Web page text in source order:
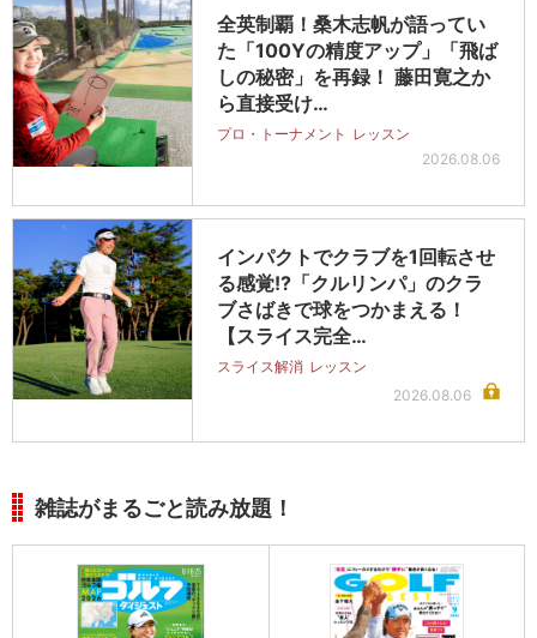
全英制覇！桑木志帆が語ってい
た「100Yの精度アップ」「飛ば
しの秘密」を再録！ 藤田寛之か
ら直接受け…
プロ・トーナメント レッスン
2026.08.06
インパクトでクラブを1回転させ
る感覚!?「クルリンパ」のクラ
ブさばきで球をつかまえる！
【スライス完全…
スライス解消 レッスン
2026.08.06
雑誌がまるごと読み放題！